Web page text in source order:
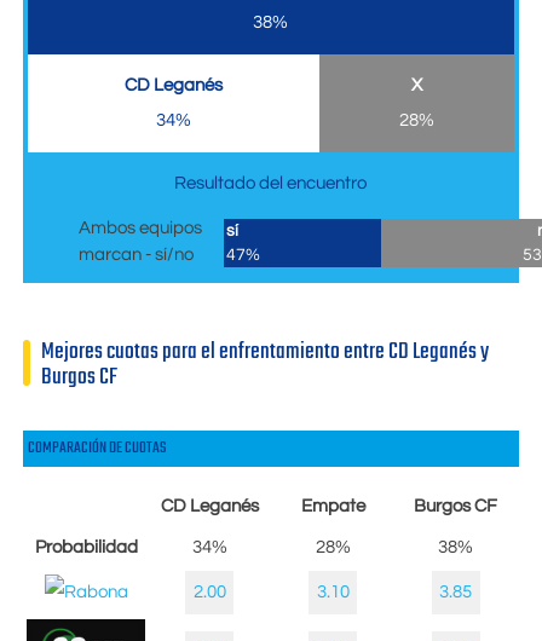
38%
CD Leganés
34%
X
28%
Resultado del encuentro
Ambos equipos
marcan - sí/no
sí
47%
Mejores cuotas para el enfrentamiento entre CD Leganés y
Burgos CF
COMPARACIÓN DE CUOTAS
CD Leganés Empate Burgos CF
Probabilidad 34% 28% 38%
2.00 3.10 3.85